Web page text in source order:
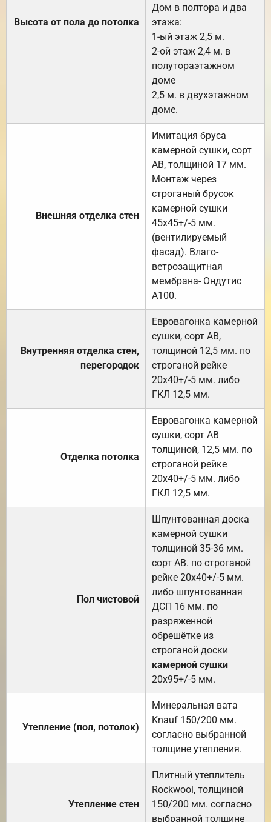
Высота от пола до потолка
Дом в полтора и два
этажа:
1-ый этаж 2,5 м.
2-ой этаж 2,4 м. в
полутораэтажном
доме
2,5 м. в двухэтажном
доме.
Внешняя отделка стен
Имитация бруса
камерной сушки, сорт
АВ, толщиной 17 мм.
Монтаж через
строганый брусок
камерной сушки
45х45+/-5 мм.
(вентилируемый
фасад). Влаго-
ветрозащитная
мембрана- Ондутис
А100.
Внутренняя отделка стен,
перегородок
Евровагонка камерной
сушки, сорт АВ,
толщиной 12,5 мм. по
строганой рейке
20х40+/-5 мм. либо
ГКЛ 12,5 мм.
Отделка потолка
Евровагонка камерной
сушки, сорт АВ
толщиной, 12,5 мм. по
строганой рейке
20х40+/-5 мм. либо
ГКЛ 12,5 мм.
Пол чистовой
Шпунтованная доска
камерной сушки
толщиной 35-36 мм.
сорт АВ. по строганой
рейке 20х40+/-5 мм.
либо шпунтованная
ДСП 16 мм. по
разряженной
обрешётке из
строганой доски
камерной сушки
20х95+/-5 мм.
Утепление (пол, потолок)
Минеральная вата
Knauf 150/200 мм.
согласно выбранной
толщине утепления.
Утепление стен
Плитный утеплитель
Rockwool, толщиной
150/200 мм. согласно
выбранной толщине